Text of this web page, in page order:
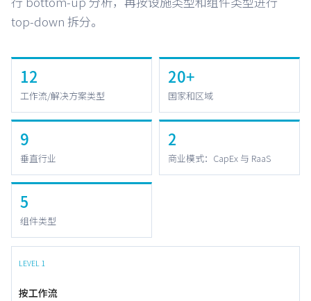
top-down 拆分。
12
工作流/解决方案类型
20+
国家和区域
9
垂直行业
2
商业模式：CapEx 与 RaaS
5
组件类型
LEVEL 1
按工作流